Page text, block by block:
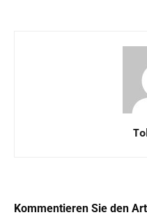
Kommentieren Sie den